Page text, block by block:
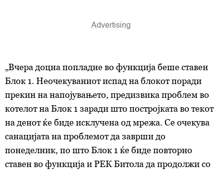
„Вчера доцна попладне во функција беше ставен
Блок 1. Неочекуваниот испад на блокот поради
прекин на напојувањето, предизвика проблем во
котелот на Блок 1 заради што постројката во текот
на денот ќе биде исклучена од мрежа. Се очекува
санацијата на проблемот да заврши до
понеделник, по што Блок 1 ќе биде повторно
ставен во функција и РЕК Битола да продолжи со